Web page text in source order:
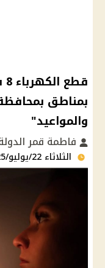
بمناطق
والمواعيد"
فاطمة قمر
الثلاثاء 22/يوليو/2025 - 10:11 ص